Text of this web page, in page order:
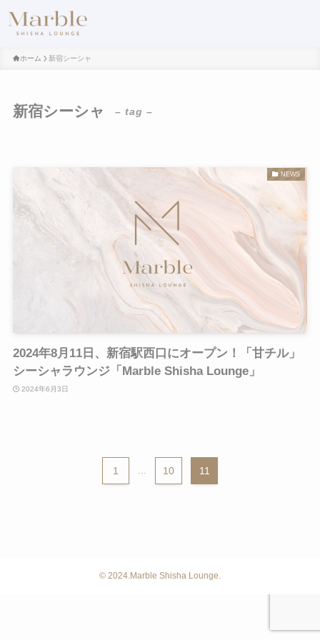
ホーム 新宿シーシャ
新宿シーシャ – tag –
NEWS
2024年8月11日、新宿駅西口にオープン！「甘チル」
シーシャラウンジ「Marble Shisha Lounge」
2024年6月3日
1 ... 10 11
© 2024.Marble Shisha Lounge.